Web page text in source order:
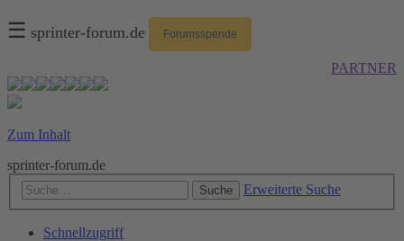
☰ sprinter-forum.de Forumsspende
PARTNER
Zum Inhalt
sprinter-forum.de
Suche Erweiterte Suche
Schnellzugriff